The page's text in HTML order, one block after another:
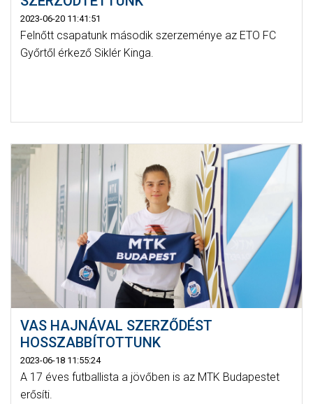
2023-06-20 11:41:51
Felnőtt csapatunk második szerzeménye az ETO FC
Győrtől érkező Siklér Kinga.
VAS HAJNÁVAL SZERZŐDÉST
HOSSZABBÍTOTTUNK
2023-06-18 11:55:24
A 17 éves futballista a jövőben is az MTK Budapestet
erősíti.